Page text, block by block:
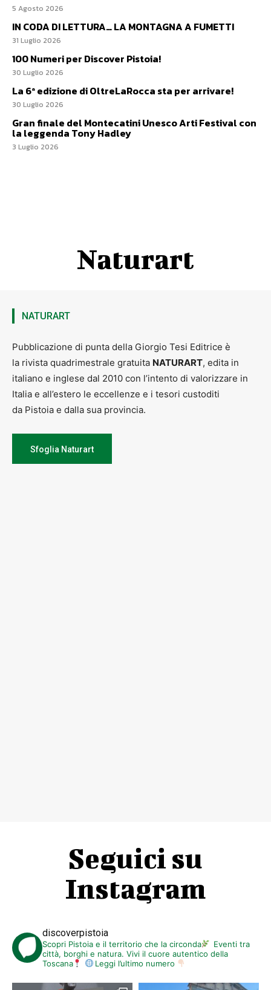
5 Agosto 2026
IN CODA DI LETTURA… LA MONTAGNA A FUMETTI
31 Luglio 2026
100 Numeri per Discover Pistoia!
30 Luglio 2026
La 6ª edizione di OltreLaRocca sta per arrivare!
30 Luglio 2026
Gran finale del Montecatini Unesco Arti Festival con
la leggenda Tony Hadley
3 Luglio 2026
Naturart
NATURART
Pubblicazione di punta della Giorgio Tesi Editrice è
la rivista quadrimestrale gratuita NATURART, edita in
italiano e inglese dal 2010 con l’intento di valorizzare in
Italia e all’estero le eccellenze e i tesori custoditi
da Pistoia e dalla sua provincia.
Sfoglia Naturart
Seguici su
Instagram
discoverpistoia
Scopri Pistoia e il territorio che la circonda
Eventi tra
città, borghi e natura. Vivi il cuore autentico della
Toscana
Leggi l’ultimo numero